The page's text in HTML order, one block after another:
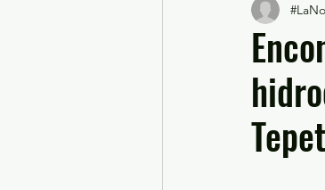
Educación y
¿Qué pasa en